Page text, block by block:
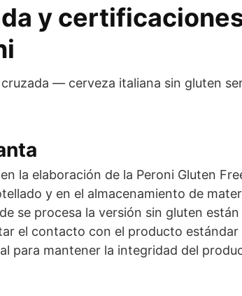
y
la elaboración de la Peroni Gluten
y en el almacenamiento de
se procesa la versión sin gluten están
el contacto con el producto estándar
para mantener la integridad del